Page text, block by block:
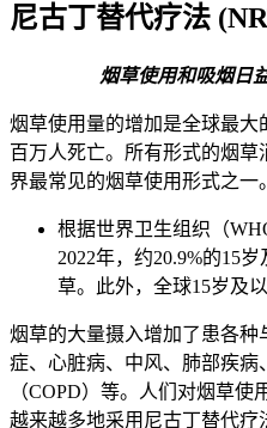
尼古丁替代疗法
烟草使用和吸烟日
烟草使用量的增加是全球最
百万人死亡。所有形式的烟
界最常见的烟草使用形式之一。
根据世界卫生组织（
2022年，约20.9%的15
草。此外，全球15岁及
烟草的大量摄入增加了患各
症、心脏病、中风、肺部疾
（COPD）等。人们对烟草使
越来越多地采用尼古丁替代疗